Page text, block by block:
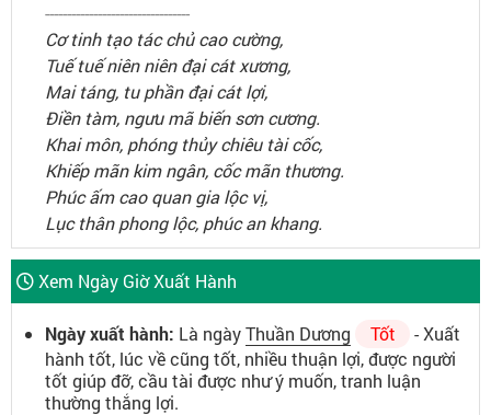
---------------------------------
Cơ tinh tạo tác chủ cao cường,
Tuế tuế niên niên đại cát xương,
Mai táng, tu phần đại cát lợi,
Điền tàm, ngưu mã biến sơn cương.
Khai môn, phóng thủy chiêu tài cốc,
Khiếp mãn kim ngân, cốc mãn thương.
Phúc ấm cao quan gia lộc vị,
Lục thân phong lộc, phúc an khang.
Xem Ngày Giờ Xuất Hành
Ngày xuất hành: Là ngàyThuần Dương Tốt
- Xuất
hành tốt, lúc về cũng tốt, nhiều thuận lợi, được người
tốt giúp đỡ, cầu tài được như ý muốn, tranh luận
thường thắng lợi.